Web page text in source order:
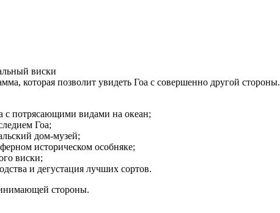
виски
которая позволит увидеть Гоа с совершенно другой стороны.
с потрясающими видами на океан;
Гоа;
дом-музей;
историческом особняке;
виски;
и дегустация лучших сортов.
стороны.